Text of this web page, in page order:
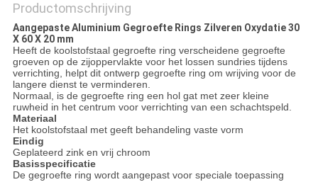
Productomschrijving
Aangepaste Aluminium Gegroefte Rings Zilveren Oxydatie 30
X 60 X 20 mm
Heeft de koolstofstaal gegroefte ring verscheidene gegroefte
groeven op de zijoppervlakte voor het lossen sundries tijdens
verrichting, helpt dit ontwerp gegroefte ring om wrijving voor de
langere dienst te verminderen.
Normaal, is de gegroefte ring een hol gat met zeer kleine
ruwheid in het centrum voor verrichting van een schachtspeld.
Materiaal
Het koolstofstaal met geeft behandeling vaste vorm
Eindig
Geplateerd zink en vrij chroom
Basisspecificatie
De gegroefte ring wordt aangepast voor speciale toepassing